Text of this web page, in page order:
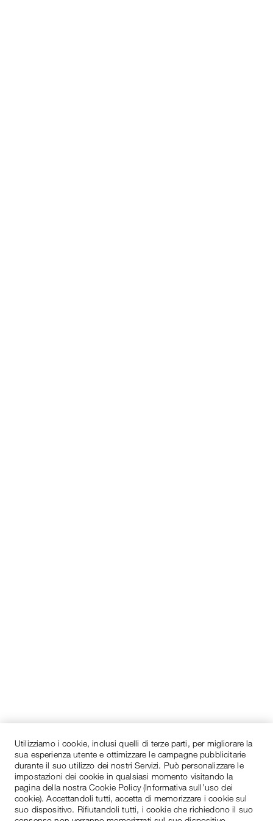
Utilizziamo i cookie, inclusi quelli di terze parti, per migliorare la
sua esperienza utente e ottimizzare le campagne pubblicitarie
durante il suo utilizzo dei nostri Servizi. Può personalizzare le
impostazioni dei cookie in qualsiasi momento visitando la
pagina della nostra Cookie Policy (Informativa sull’uso dei
cookie). Accettandoli tutti, accetta di memorizzare i cookie sul
suo dispositivo. Rifiutandoli tutti, i cookie che richiedono il suo